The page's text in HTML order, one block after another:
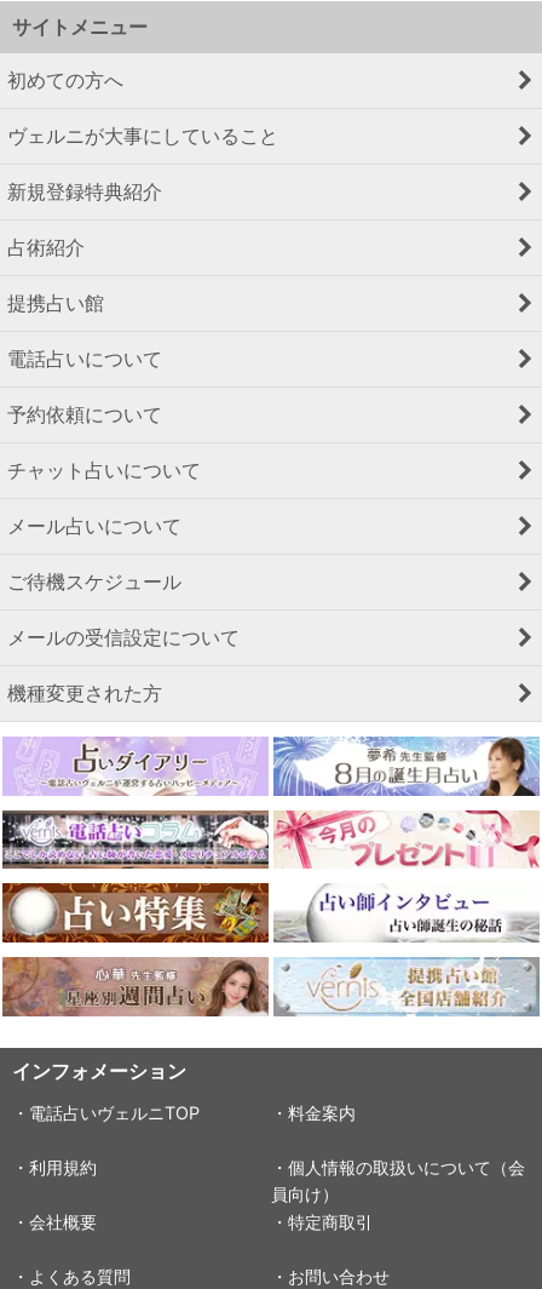
サイトメニュー
初めての方へ
ヴェルニが大事にしていること
新規登録特典紹介
占術紹介
提携占い館
電話占いについて
予約依頼について
チャット占いについて
メール占いについて
ご待機スケジュール
メールの受信設定について
機種変更された方
インフォメーション
・電話占いヴェルニTOP ・料金案内
・利用規約
・個人情報の取扱いについて（会
員向け）
・会社概要
・特定商取引
・よくある質問 ・お問い合わせ